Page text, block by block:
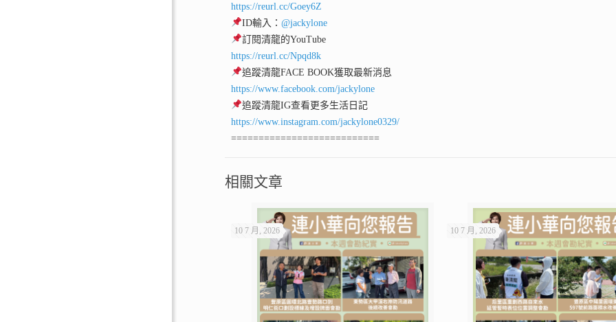
https://reurl.cc/Goey6Z
ID輸入：@jackylone
訂閱清龍的YouTube
https://reurl.cc/Npqd8k
追蹤清龍FACE BOOK獲取最新消息
https://www.facebook.com/jackylone
追蹤清龍IG查看更多生活日記
https://www.instagram.com/jackylone0329/
===========================
相關文章
10 7 月, 2026 10 7 月, 2026